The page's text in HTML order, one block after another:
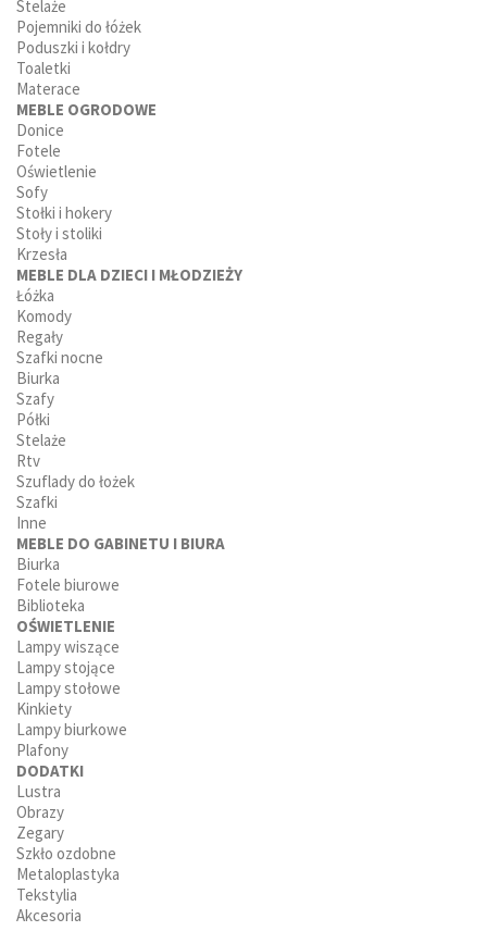
Stelaże
Pojemniki do łóżek
Poduszki i kołdry
Toaletki
Materace
MEBLE OGRODOWE
Donice
Fotele
Oświetlenie
Sofy
Stołki i hokery
Stoły i stoliki
Krzesła
MEBLE DLA DZIECI I MŁODZIEŻY
Łóżka
Komody
Regały
Szafki nocne
Biurka
Szafy
Półki
Stelaże
Rtv
Szuflady do łożek
Szafki
Inne
MEBLE DO GABINETU I BIURA
Biurka
Fotele biurowe
Biblioteka
OŚWIETLENIE
Lampy wiszące
Lampy stojące
Lampy stołowe
Kinkiety
Lampy biurkowe
Plafony
DODATKI
Lustra
Obrazy
Zegary
Szkło ozdobne
Metaloplastyka
Tekstylia
Akcesoria